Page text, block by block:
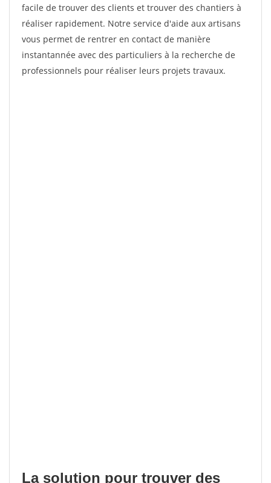
facile de trouver des clients et trouver des chantiers à
réaliser rapidement. Notre service d'aide aux artisans
vous permet de rentrer en contact de manière
instantannée avec des particuliers à la recherche de
professionnels pour réaliser leurs projets travaux.
La solution pour trouver des